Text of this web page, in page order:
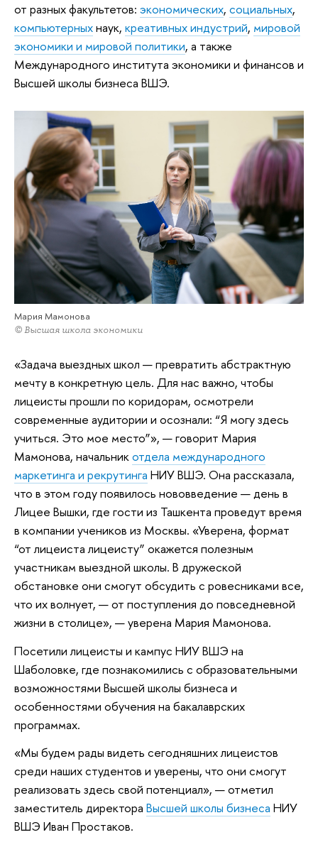
от разных факультетов: экономических, социальных,
компьютерныхнаук, креативных индустрий, мировой
экономики и мировой политики, а также
Международного института экономики и финансов и
Высшей школы бизнеса ВШЭ.
Мария Мамонова
© Высшая школа экономики
«Задача выездных школ — превратить абстрактную
мечту в конкретную цель. Для нас важно, чтобы
лицеисты прошли по коридорам, осмотрели
современные аудитории и осознали: “Я могу здесь
учиться. Это мое место”», — говорит Мария
Мамонова, начальникотдела международного
маркетинга и рекрутинга НИУ ВШЭ. Она рассказала,
что в этом году появилось нововведение — день в
Лицее Вышки, где гости из Ташкента проведут время
в компании учеников из Москвы. «Уверена, формат
“от лицеиста лицеисту” окажется полезным
участникам выездной школы. В дружеской
обстановке они смогут обсудить с ровесниками все,
что их волнует, — от поступления до повседневной
жизни в столице», — уверена Мария Мамонова.
Посетили лицеисты и кампус НИУ ВШЭ на
Шаболовке, где познакомились с образовательными
возможностями Высшей школы бизнеса и
особенностями обучения на бакалаврских
программах.
«Мы будем рады видеть сегодняшних лицеистов
среди наших студентов и уверены, что они смогут
реализовать здесь свой потенциал», — отметил
заместитель директора Высшей школы бизнеса НИУ
ВШЭ Иван Простаков.